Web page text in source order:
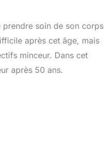
prendre soin de son corps
après cet âge, mais
minceur. Dans cet
après 50 ans.